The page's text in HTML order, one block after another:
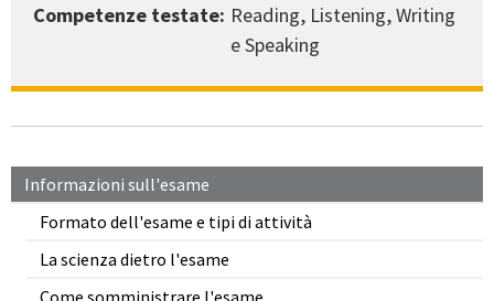
Informazioni sull'esame
Formato dell'esame e tipi di attività
La scienza dietro l'esame
Competenze testate: Reading, Listening, Writing
e Speaking